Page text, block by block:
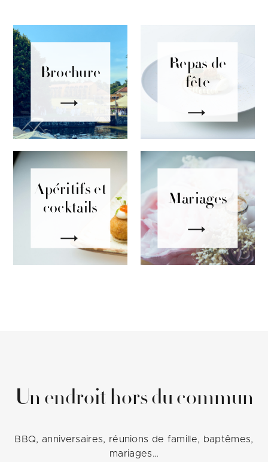
Brochure
Repas de
fête
Apéritifs et
cocktails
Mariages
Un endroit hors du commun
BBQ, anniversaires, réunions de famille, baptêmes,
mariages…